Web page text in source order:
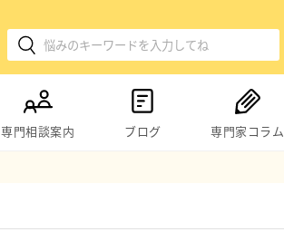
専門相談案内 ブログ 専門家コラム